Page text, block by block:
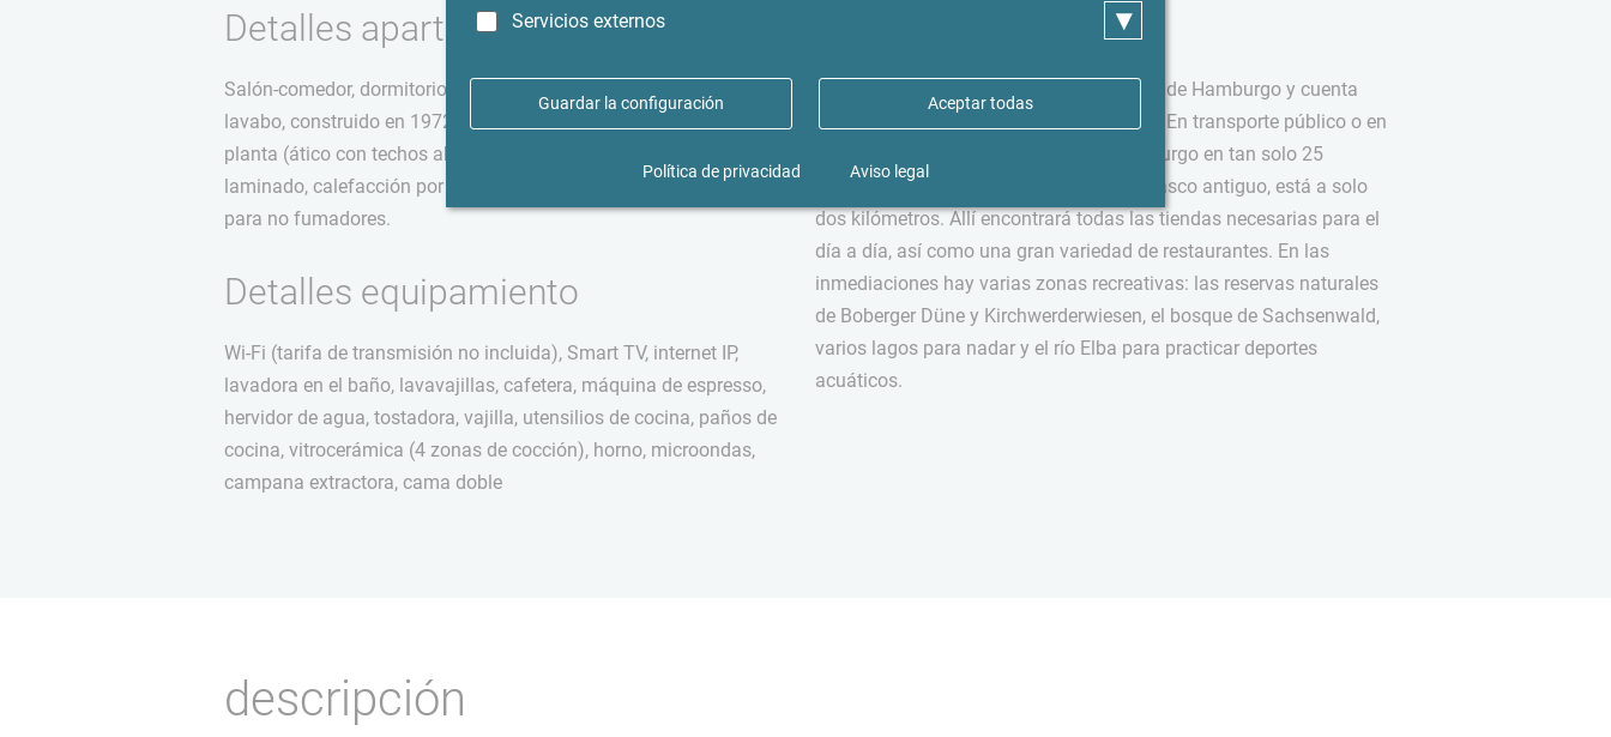
Detalles apartamento
Salón-comedor, dormitorio, cocina abierta (integrada en el salón),
lavabo, construido en 1972, apartamento independiente, primera
planta (ático con techos abuhardillados), terraza en la azotea, suelo
laminado, calefacción por suelo radiante, chimenea, apartamento
para no fumadores.
Detalles equipamiento
Wi-Fi (tarifa de transmisión no incluida), Smart TV, internet IP,
lavadora en el baño, lavavajillas, cafetera, máquina de espresso,
hervidor de agua, tostadora, vajilla, utensilios de cocina, paños de
cocina, vitrocerámica (4 zonas de cocción), horno, microondas,
campana extractora, cama doble
Este apartamento se encuentra en el este de Hamburgo y cuenta
con excelentes conexiones de transporte. En transporte público o en
coche, se puede llegar al centro de Hamburgo en tan solo 25
minutos. Bergedorf, con su encantador casco antiguo, está a solo
dos kilómetros. Allí encontrará todas las tiendas necesarias para el
día a día, así como una gran variedad de restaurantes. En las
inmediaciones hay varias zonas recreativas: las reservas naturales
de Boberger Düne y Kirchwerderwiesen, el bosque de Sachsenwald,
varios lagos para nadar y el río Elba para practicar deportes
acuáticos.
descripción
Servicios externos ▾
Guardar la configuración Aceptar todas
Política de privacidad Aviso legal